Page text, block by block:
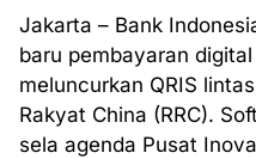
Jakarta – Bank
baru pembayaran
meluncurkan QRIS
Rakyat China (RRC).
sela agenda Pusat